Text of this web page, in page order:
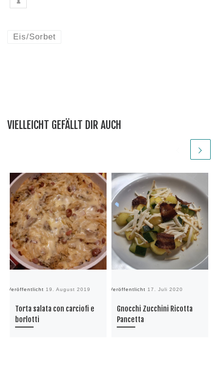
Eis/Sorbet
VIELLEICHT GEFÄLLT DIR AUCH
Veröffentlicht 19. August 2019
Torta salata con carciofi e
borlotti
Veröffentlicht 17. Juli 2020
Gnocchi Zucchini Ricotta
Pancetta